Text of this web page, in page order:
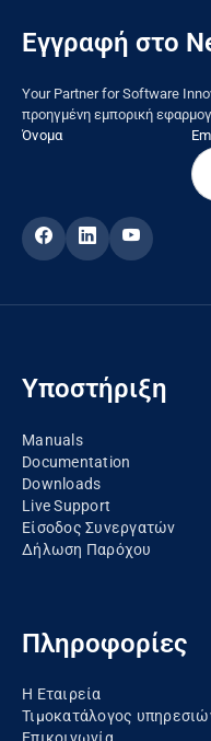
Εγγραφή στο
Your Partner for Software
προηγμένη εμπορική
Όνομα
Υποστήριξη
Manuals
Documentation
Downloads
Live Support
Είσοδος Συνεργατών
Δήλωση Παρόχου
Πληροφορίες
Η Εταιρεία
Τιμοκατάλογος